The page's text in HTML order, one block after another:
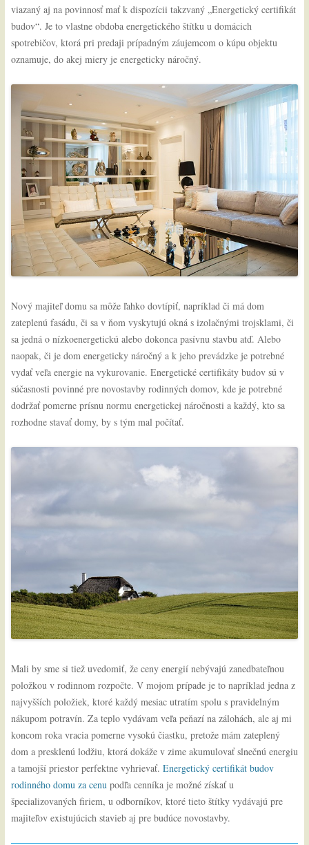
viazaný aj na povinnosť mať k dispozícii takzvaný „Energetický certifikát
budov“. Je to vlastne obdoba energetického štítku u domácich
spotrebičov, ktorá pri predaji prípadným záujemcom o kúpu objektu
oznamuje, do akej miery je energeticky náročný.
Nový majiteľ domu sa môže ľahko dovtípiť, napríklad či má dom
zateplenú fasádu, či sa v ňom vyskytujú okná s izolačnými trojsklami, či
sa jedná o nízkoenergetickú alebo dokonca pasívnu stavbu atď. Alebo
naopak, či je dom energeticky náročný a k jeho prevádzke je potrebné
vydať veľa energie na vykurovanie. Energetické certifikáty budov sú v
súčasnosti povinné pre novostavby rodinných domov, kde je potrebné
dodržať pomerne prísnu normu energetickej náročnosti a každý, kto sa
rozhodne stavať domy, by s tým mal počítať.
Mali by sme si tiež uvedomiť, že ceny energií nebývajú zanedbateľnou
položkou v rodinnom rozpočte. V mojom prípade je to napríklad jedna z
najvyšších položiek, ktoré každý mesiac utratím spolu s pravidelným
nákupom potravín. Za teplo vydávam veľa peňazí na zálohách, ale aj mi
koncom roka vracia pomerne vysokú čiastku, pretože mám zateplený
dom a presklenú lodžiu, ktorá dokáže v zime akumulovať slnečnú energiu
a tamojší priestor perfektne vyhrievať. Energetický certifikát budov
rodinného domu za cenu podľa cenníka je možné získať u
špecializovaných firiem, u odborníkov, ktoré tieto štítky vydávajú pre
majiteľov existujúcich stavieb aj pre budúce novostavby.